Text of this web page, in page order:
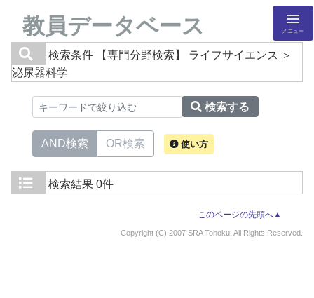
教員データベース メニュー
検索条件
【専門分野検索】 ライフサイエンス ＞
泌尿器科学
検索する
AND検索 OR検索 使い方
検索結果 0件
このページの先頭へ▲
Copyright (C) 2007 SRA Tohoku, All Rights Reserved.